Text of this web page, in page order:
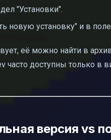
"Установки".
новую установку" и в
её можно найти в
часто доступны только в
версия vs